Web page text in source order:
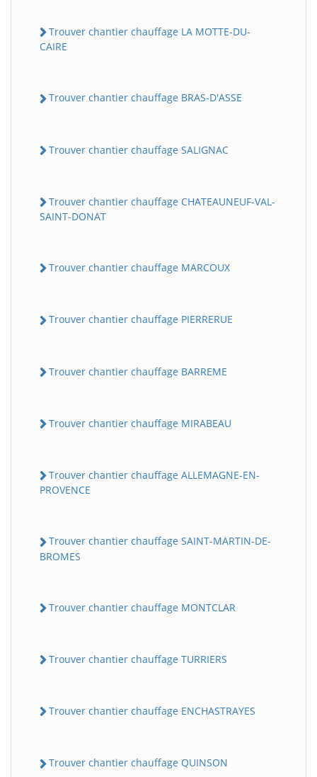
Trouver chantier chauffage LA MOTTE-DU-
CAIRE
Trouver chantier chauffage BRAS-D'ASSE
Trouver chantier chauffage SALIGNAC
Trouver chantier chauffage CHATEAUNEUF-VAL-
SAINT-DONAT
Trouver chantier chauffage MARCOUX
Trouver chantier chauffage PIERRERUE
Trouver chantier chauffage BARREME
Trouver chantier chauffage MIRABEAU
Trouver chantier chauffage ALLEMAGNE-EN-
PROVENCE
Trouver chantier chauffage SAINT-MARTIN-DE-
BROMES
Trouver chantier chauffage MONTCLAR
Trouver chantier chauffage TURRIERS
Trouver chantier chauffage ENCHASTRAYES
Trouver chantier chauffage QUINSON